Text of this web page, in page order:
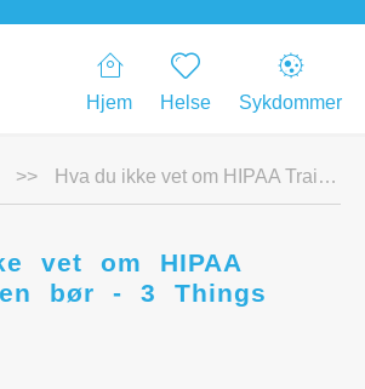
Hjem Helse Sykdommer
>> Hva du ikke vet om HIPAA Training men bør - 3 Things
vet om HIPAA
bør - 3 Things